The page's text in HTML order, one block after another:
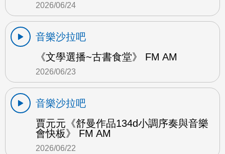
2026/06/24
音樂沙拉吧
《文學選播~古書食堂》 FM AM
2026/06/23
音樂沙拉吧
賈元元《舒曼作品134d小調序奏與音樂
會快板》 FM AM
2026/06/22